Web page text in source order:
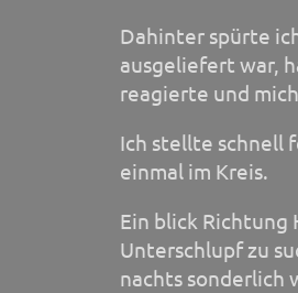
Dahinter spürte
ausgeliefert war,
reagierte und
Ich stellte schnell
einmal im Kreis.
Ein blick Richtung
Unterschlupf zu
nachts sonderlich